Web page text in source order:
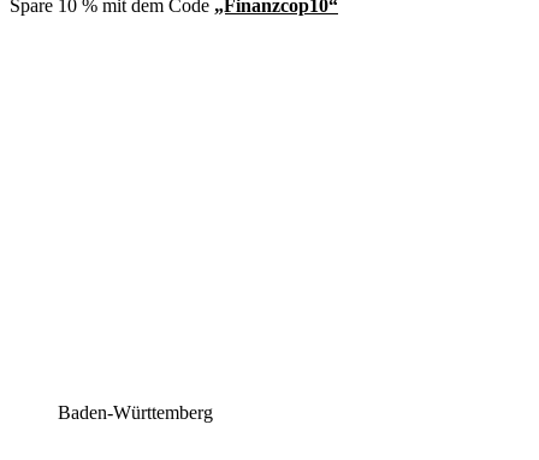
Spare 10 % mit dem Code „Finanzcop10“
Baden-Württemberg